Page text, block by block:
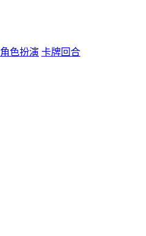
角色扮演 卡牌回合